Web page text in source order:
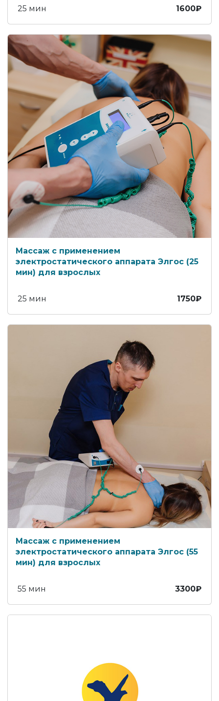
25 мин 1600₽
Массаж с применением
электростатического аппарата Элгос (25
мин) для взрослых
25 мин 1750₽
Массаж с применением
электростатического аппарата Элгос (55
мин) для взрослых
55 мин 3300₽